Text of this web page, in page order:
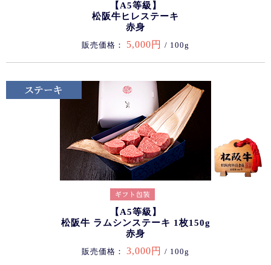
【A5等級】
松阪牛ヒレステーキ
赤身
販売価格： 5,000円 / 100g
【A5等級】
松阪牛 ラムシンステーキ 1枚150g
赤身
販売価格： 3,000円 / 100g